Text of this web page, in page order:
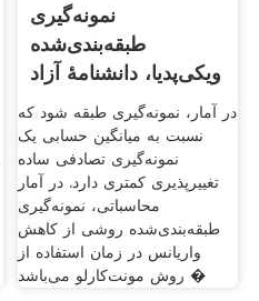
نمونه‌گیری
طبقه‌بندی‌شده
ویکی‌پدیا، دانشنامهٔ آزاد
در آمار، نمونه‌گیری طبقه شود که
نسبت به میانگین حسابی یک
نمونه‌گیری تصادفی ساده
تغییرپذیری کمتری دارد. در آمار
محاسباتی، نمونه‌گیری
طبقه‌بندی‌شده روشی از کاهش
واریانس در زمان استفاده از
روش مونت‌کارلو می‌باشد �